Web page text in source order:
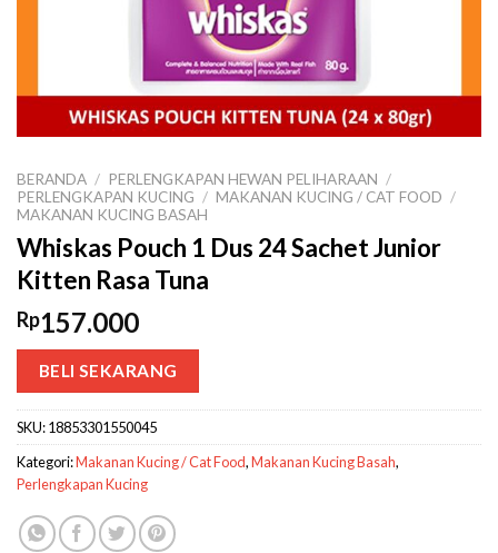
BERANDA / PERLENGKAPAN HEWAN PELIHARAAN /
PERLENGKAPAN KUCING / MAKANAN KUCING / CAT FOOD /
MAKANAN KUCING BASAH
Whiskas Pouch 1 Dus 24 Sachet Junior
Kitten Rasa Tuna
Rp157.000
BELI SEKARANG
SKU:18853301550045
Kategori:Makanan Kucing / Cat Food,Makanan Kucing Basah,
Perlengkapan Kucing